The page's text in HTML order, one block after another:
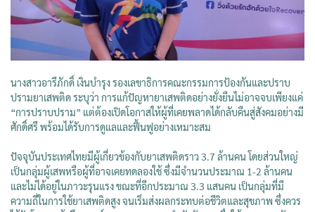
นางสาวอารีภักดิ์ เงินบำรุง รองเลขาธิการคณะกรรมการป้องกันและปราบ
ปรามยาเสพติด ระบุว่า การแก้ปัญหายาเสพติดอย่างยั่งยืนไม่อาจจบเพียงแค่
“การปราบปราม” แต่ต้องเปิดโอกาสให้ผู้ที่เคยพลาดได้กลับคืนสู่สังคมอย่างมี
ศักดิ์ศรี พร้อมได้รับการดูแลและฟื้นฟูอย่างเหมาะสม
ปัจจุบันประเทศไทยมีผู้เกี่ยวข้องกับยาเสพติดราว 3.7 ล้านคน โดยส่วนใหญ่
เป็นกลุ่มผู้เสพหรือผู้ที่อาจเคยทดลองใช้ ซึ่งมีจำนวนประมาณ 1-2 ล้านคน
และไม่ได้อยู่ในภาวะรุนแรง ขณะที่อีกประมาณ 3.3 แสนคน เป็นกลุ่มที่มี
ความถี่ในการใช้ยาเสพติดสูง จนเริ่มส่งผลกระทบต่อชีวิตและสุขภาพ ซึ่งควร